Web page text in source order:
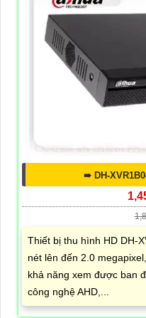
➠ DH-
Thiết bị thu hình HD DH-
nét lên đến 2.0
khả năng xem được ban
công nghệ AHD,...